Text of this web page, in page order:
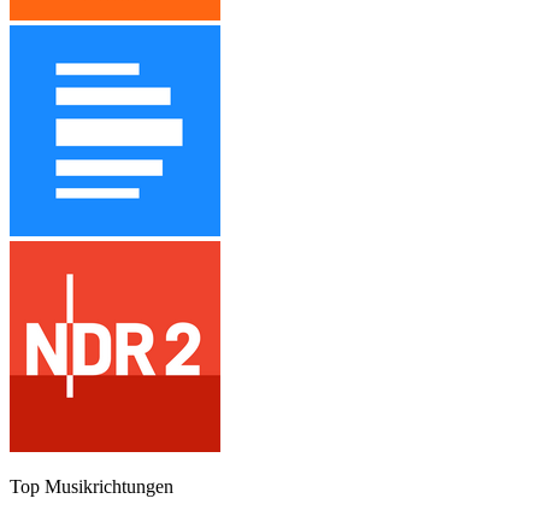
Top Musikrichtungen